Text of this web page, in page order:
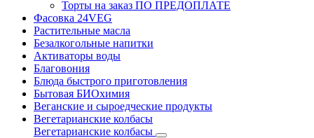
Торты на заказ ПО ПРЕДОПЛАТЕ
Фасовка 24VEG
Растительные масла
Безалкогольные напитки
Активаторы воды
Благовония
Блюда быстрого приготовления
Бытовая БИОхимия
Веганские и сыроедческие продукты
Вегетарианские колбасы
Вегетарианские колбасы